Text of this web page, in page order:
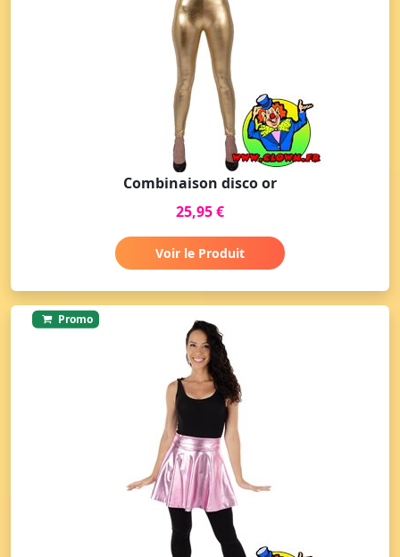
Combinaison disco or
25,95 €
Voir le Produit
Promo